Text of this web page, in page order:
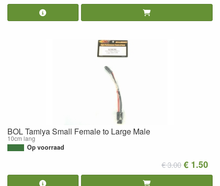
BOL Tamiya Small Female to Large Male
10cm lang
Op voorraad
€ 3.00 € 1.50